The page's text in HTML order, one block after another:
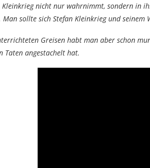
Kleinkrieg nicht nur wahrnimmt, sondern in
Man sollte sich Stefan Kleinkrieg und seinem
Greisen habt man aber schon
Taten angestachelt hat.